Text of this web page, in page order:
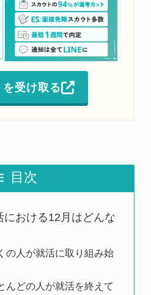
を受け取る
目次
における12月はどんな
の人が就活に取り組み始
んどの人が就活を終えて